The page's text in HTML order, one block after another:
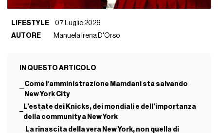
LIFESTYLE
07 Luglio 2026
AUTORE
Manuela Irena D'Orso
IN QUESTO ARTICOLO
Come l’amministrazione Mamdani sta salvando
New York City
L’estate dei Knicks, dei mondiali e dell’importanza
della community a New York
La rinascita della vera New York, non quella di